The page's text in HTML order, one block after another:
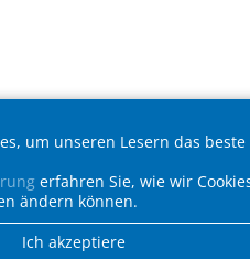
um unseren Lesern das
erfahren Sie, wie wir
ändern können.
Ich akzeptiere